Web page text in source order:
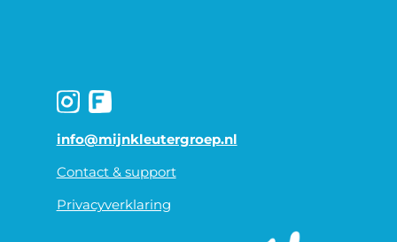
info@mijnkleutergroep.nl
Contact & support
Privacyverklaring